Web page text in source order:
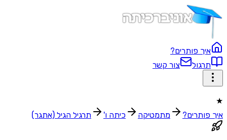
איך פותרים?
תרגול
צור קשר
★
איך פותרים?
מתמטיקה כיתה ו' תרגיל הגיל (אתגר)